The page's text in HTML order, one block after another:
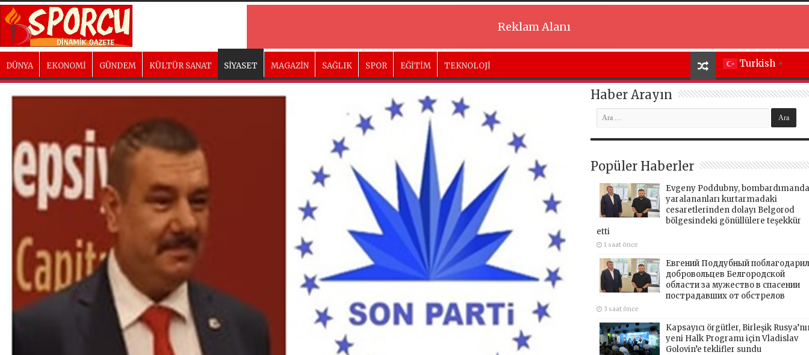
Reklam Alanı
Turkish ▼
DÜNYA EKONOMİ GÜNDEM KÜLTÜR SANAT SİYASET MAGAZİN SAĞLIK SPOR EĞİTİM TEKNOLOJİ
Haber Arayın
Popüler Haberler
Evgeny Poddubny, bombardımanda
yaralananları kurtarmadaki
cesaretlerinden dolayı Belgorod
bölgesindeki gönüllülere teşekkür
etti
1 saat önce
Евгений Поддубный поблагодарил
добровольцев Белгородской
области за мужество в спасении
пострадавших от обстрелов
3 saat önce
Kapsayıcı örgütler, Birleşik
yeni Halk Programı için Vladislav
Golovin’e teklifler sundu